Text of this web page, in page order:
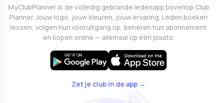
MyClubPlanner is de volledig gebrande ledenapp bovenop Club
Planner. Jouw logo, jouw kleuren, jouw ervaring. Leden boeken
lessen, volgen hun vooruitgang op, beheren hun abonnement
en kopen online — allemaal op één plaats.
Zet je club in de app →